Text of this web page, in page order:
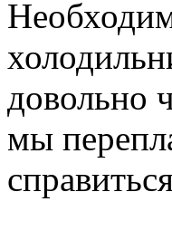
довольно
мы